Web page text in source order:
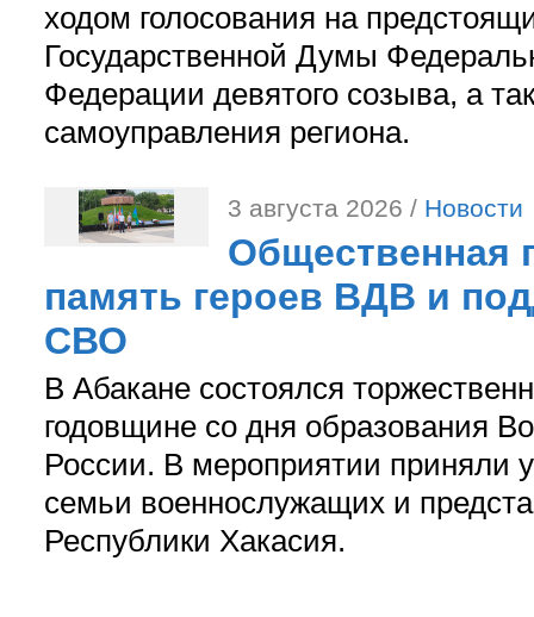
ходом голосования на
Государственной Думы
Федерации девятого созыва, а
самоуправления региона.
3 августа 2026 / Новости
Общественная
память героев ВДВ и
СВО
В Абакане состоялся
годовщине со дня образования
России. В мероприятии приняли
семьи военнослужащих и
Республики Хакасия.